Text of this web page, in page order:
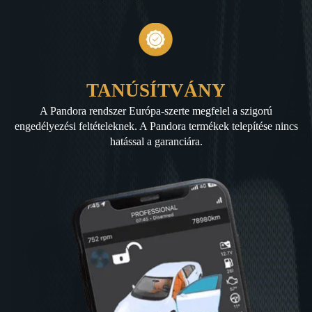
TANÚSÍTVÁNY
A Pandora rendszer Európa-szerte megfelel a szigorú
engedélyezési feltételeknek. A Pandora termékek telepítése nincs
hatással a garanciára.